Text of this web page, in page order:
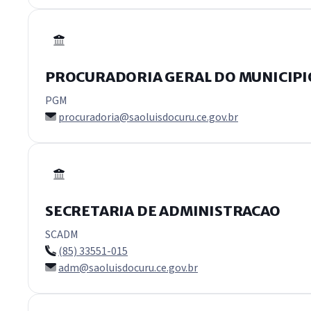
PROCURADORIA GERAL DO
PGM
procuradoria@saoluisdocuru.ce.gov.br
SECRETARIA DE ADMINISTRACAO
SCADM
(85) 33551-015
adm@saoluisdocuru.ce.gov.br